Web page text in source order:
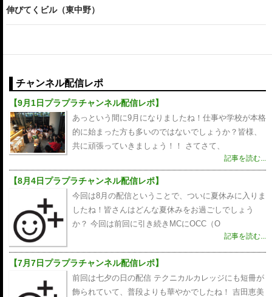
ビ
ー
シ
ョ
ン
伸びてくビル（東中野）
チャンネル配信レポ
【9月1日プラプラチャンネル配信レポ】
あっという間に9月になりましたね！仕事や学校が本格
的に始まった方も多いのではないでしょうか？皆様、
共に頑張っていきましょう！！ さてさて、
記事を読む...
【8月4日プラプラチャンネル配信レポ】
今回は8月の配信ということで、ついに夏休みに入りま
したね！皆さんはどんな夏休みをお過ごしでしょう
か？ 今回は前回に引き続きMCにOCC（O
記事を読む...
【7月7日プラプラチャンネル配信レポ】
前回は七夕の日の配信 テクニカルカレッジにも短冊が
飾られていて、普段よりも華やかでしたね！ 吉田恵美